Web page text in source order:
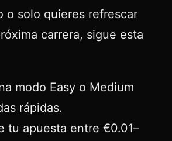
o solo quieres refrescar
carrera, sigue esta
modo Easy o Medium
rápidas.
tu apuesta entre €0.01–